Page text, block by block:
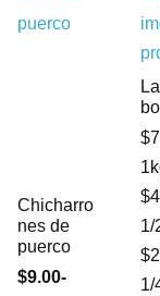
Chicharro
nes de
puerco
$9.00-
1/
1/